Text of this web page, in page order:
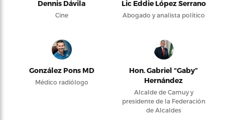
Dennis Dávila
Cine
Lic Eddie López Serrano
Abogado y analista político
González Pons MD
Médico radiólogo
Hon. Gabriel “Gaby”
Hernández
Alcalde de Camuy y
presidente de la Federación
de Alcaldes